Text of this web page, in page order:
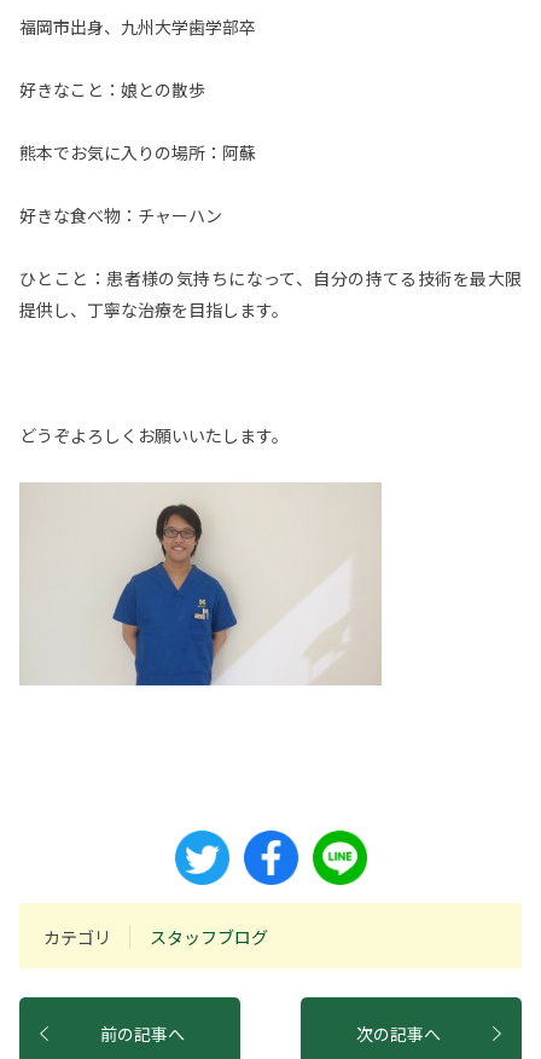
福岡市出身、九州大学歯学部卒
好きなこと：娘との散歩
熊本でお気に入りの場所：阿蘇
好きな食べ物：チャーハン
ひとこと：患者様の気持ちになって、自分の持てる技術を最大限
提供し、丁寧な治療を目指します。
どうぞよろしくお願いいたします。
カテゴリ スタッフブログ
前の記事へ 次の記事へ